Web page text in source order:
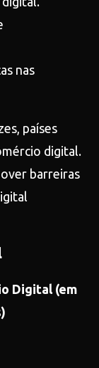
nas
países
digital.
barreiras
Digital (em